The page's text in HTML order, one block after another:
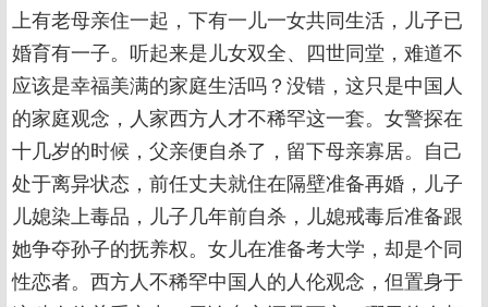
上有老母亲住一起，下有一儿一女共同生活，儿子已
婚育有一子。听起来是儿女双全、四世同堂，难道不
应该是幸福美满的家庭生活吗？没错，这只是中国人
的家庭观念，人家西方人才不稀罕这一套。女警探在
十几岁的时候，父亲便自杀了，留下母亲寡居。自己
处于离异状态，前任丈夫就住在隔壁准备再婚，儿子
儿媳染上毒品，儿子几年前自杀，儿媳戒毒后准备跟
她争夺孙子的抚养权。女儿在准备考大学，却是个同
性恋者。西方人不稀罕中国人的人伦观念，但置身于